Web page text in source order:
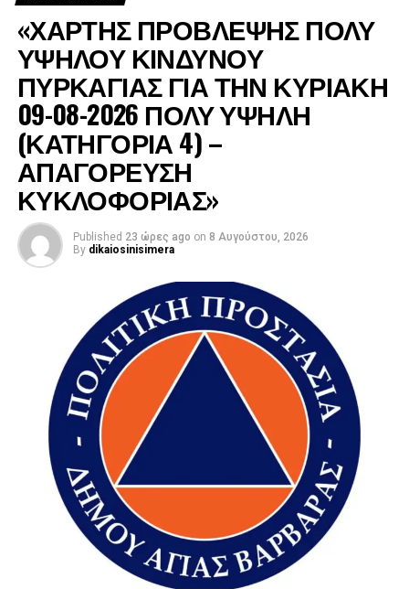
«ΧΑΡΤΗΣ ΠΡΟΒΛΕΨΗΣ ΠΟΛΥ
ΥΨΗΛΟΥ ΚΙΝΔΥΝΟΥ
ΠΥΡΚΑΓΙΑΣ ΓΙΑ ΤΗΝ ΚΥΡΙΑΚΗ
09-08-2026 ΠΟΛΥ ΥΨΗΛΗ
(ΚΑΤΗΓΟΡΙΑ 4) –
ΑΠΑΓΟΡΕΥΣΗ
ΚΥΚΛΟΦΟΡΙΑΣ»
Published 23 ώρες ago on 8 Αυγούστου, 2026
By dikaiosinisimera